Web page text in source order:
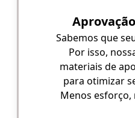
Sabemos que
Por isso,
materiais de
para otimizar
Menos esforço,